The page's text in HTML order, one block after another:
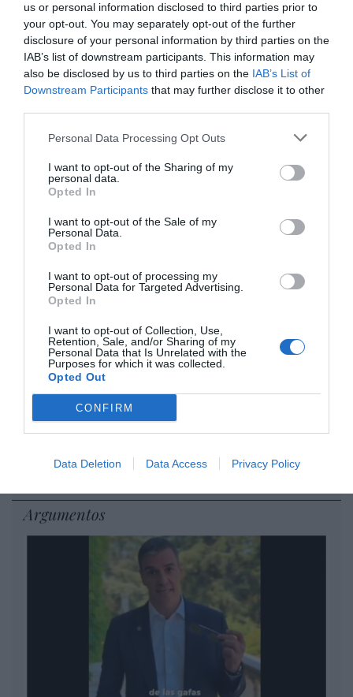
us or personal information disclosed to third parties prior to
your opt-out. You may separately opt-out of the further
disclosure of your personal information by third parties on the
IAB’s list of downstream participants. This information may
also be disclosed by us to third parties on the IAB’s List of
Downstream Participants that may further disclose it to other
Personal Data Processing Opt Outs
I want to opt-out of the Sharing of my
personal data.
Opted In
I want to opt-out of the Sale of my
Personal Data.
Opted In
I want to opt-out of processing my
Personal Data for Targeted Advertising.
Opted In
I want to opt-out of Collection, Use,
Retention, Sale, and/or Sharing of my
Personal Data that Is Unrelated with the
Purposes for which it was collected.
Opted Out
CONFIRM
Data Deletion Data Access Privacy Policy
Enormes minucias
por Eulogio López
Nokia, Ericsson... Huawei: lo que importan
son las patentes
Eulogio López
Isabel Pantoja pierde dos pleitos
con Hacienda por 700.000
euros... suma y sigue
El IBEX 35 cerró la sesión del
un nuevo récord
Argumentos